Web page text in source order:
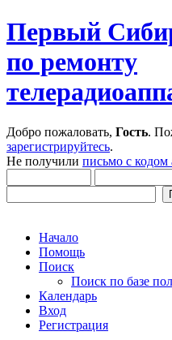
Первый
по ремонту
Добро пожаловать, Гость.
зарегистрируйтесь.
Не получили письмо с кодом
Начало
Помощь
Поиск
Поиск по базе
Календарь
Вход
Регистрация